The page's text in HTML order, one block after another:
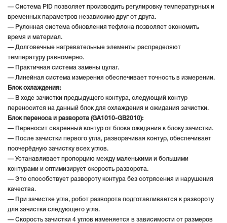
— Система PID позволяет производить регулировку температурных и
временных параметров независимо друг от друга.
— Рулонная система обновления тефлона позволяет экономить
время и материал.
— Долговечные нагревательные элементы распределяют
температуру равномерно.
— Практичная система замены цулаг.
— Линейная система измерения обеспечивает точность в измерении.
Блок охлаждения:
— В ходе зачистки предыдущего контура, следующий контур
переносится на данный блок для охлаждения и ожидания зачистки.
Блок переноса и разворота (GA1010-GB2010):
— Переносит сваренный контур от блока ожидания к блоку зачистки.
— После зачистки первого угла, разворачивая контур, обеспечивает
поочерёдную зачистку всех углов.
— Устанавливает пропорцию между маленькими и большими
контурами и оптимизирует скорость разворота.
— Это способствует развороту контура без сотрясения и нарушения
качества.
— При зачистке угла, робот разворота подготавливается к развороту
для зачистки следующего угла.
— Скорость зачистки 4 углов изменяется в зависимости от размеров